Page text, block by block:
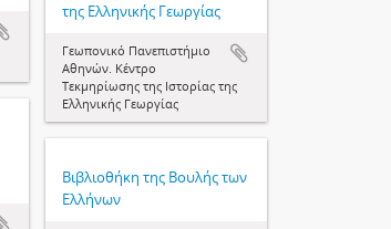
της Ελληνικής Γεωργίας
Γεωπονικό Πανεπιστήμιο
Αθηνών. Κέντρο
Τεκμηρίωσης της Ιστορίας της
Ελληνικής Γεωργίας
Βιβλιοθήκη της Βουλής των
Ελλήνων